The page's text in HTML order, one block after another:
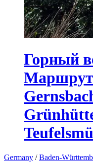
Горный
Маршрут
Germany /Baden-